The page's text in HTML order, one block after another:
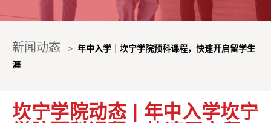
新闻动态 > 年中入学｜坎宁学院预科课程，快速开启留学生
涯
坎宁学院动态 | 年中入学坎宁